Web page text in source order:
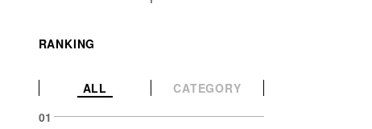
RANKING
ALL CATEGORY